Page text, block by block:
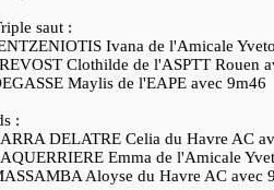
saut :
Ivana de l'Amicale
Clothilde de l'ASPTT Rouen
Maylis de l'EAPE avec 9m46
:
DELATRE Celia du Havre AC
Emma de l'Amicale
Aloyse du Havre AC avec